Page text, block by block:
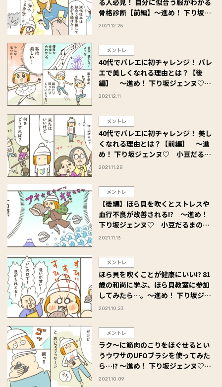
る人必見！ 自分に似合う服がわかる
骨格診断【前編】～進め！ 下り坂ジ
ェンヌ♡ 小豆だるまのアラフォー
2021.12.25
メントレ
40代でバレエに初チャレンジ！ バレ
エで美しくなれる理由とは？【後
編】 ～進め！ 下り坂ジェンヌ♡
小豆だるまのアラフォー奮闘記 #24
2021.12.11
メントレ
40代でバレエに初チャレンジ！ 美し
くなれる理由とは？【前編】 ～進
め！ 下り坂ジェンヌ♡ 小豆だるま
のアラフォー奮闘記 #23
2021.11.28
メントレ
【後編】ほら貝を吹くとストレスや
血行不良が改善される!? ～進め！
下り坂ジェンヌ♡ 小豆だるまのア
ラフォー奮闘記 #21
2021.11.13
メントレ
ほら貝を吹くことが健康にいい!? 81
歳の和尚に学ぶ、ほら貝教室に参加
してみたら…。～進め！ 下り坂ジェ
ンヌ♡ 小豆だるまのアラフォー奮
2021.10.23
メントレ
ラク～に筋肉のこりをほぐせるとい
うウワサのUFOブラシを使ってみた
ら…!? ～進め！ 下り坂ジェンヌ♡
小豆だるまのアラフォー奮闘記 #20
2021.10.09